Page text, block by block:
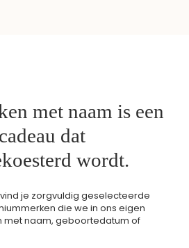
met naam is een
dat
wordt.
je zorgvuldig geselecteerde
die we in ons eigen
met naam, geboortedatum of